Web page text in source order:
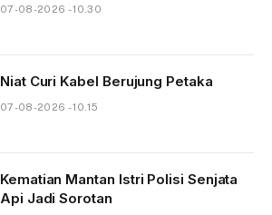
07-08-2026 - 10.30
Niat Curi Kabel Berujung Petaka
07-08-2026 - 10.15
Kematian Mantan Istri Polisi Senjata
Api Jadi Sorotan